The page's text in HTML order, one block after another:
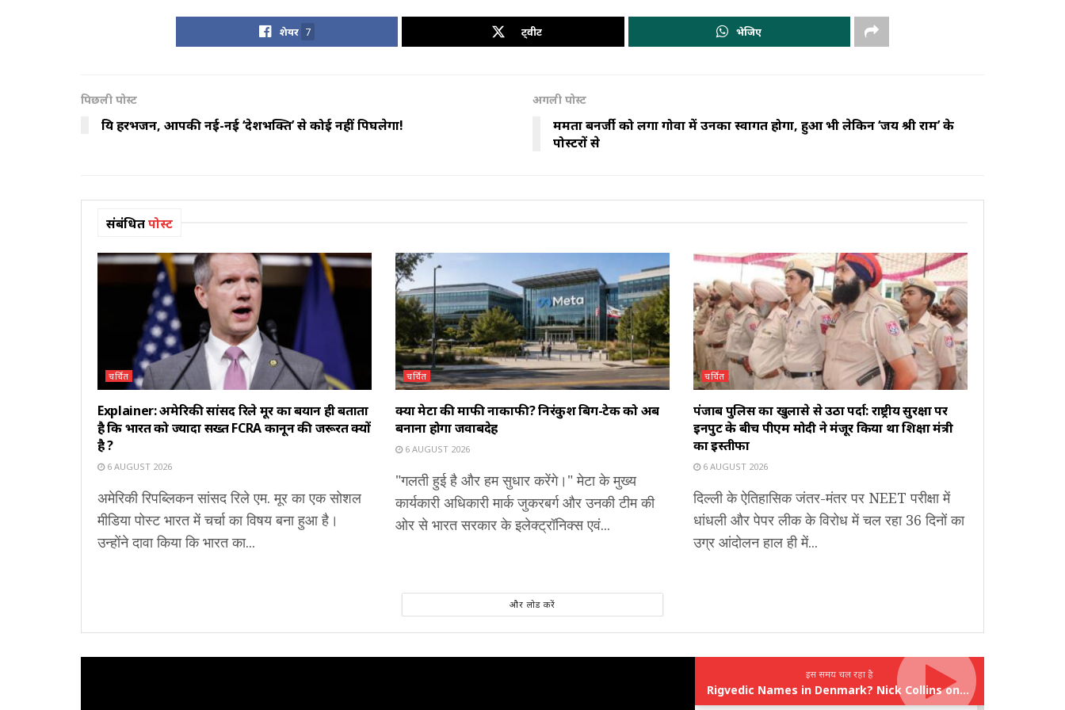
शेयर 7 ट्वीट भेजिए
पिछली पोस्ट
प्रिय हरभजन, आपकी नई-नई ‘देशभक्ति’ से कोई नहीं पिघलेगा!
अगली पोस्ट
ममता बनर्जी को लगा गोवा में उनका स्वागत होगा, हुआ भी लेकिन ‘जय श्री राम’ के
पोस्टरों से
संबंधितपोस्ट
चर्चित
Explainer: अमेरिकी सांसद रिले मूर का बयान ही बताता
है कि भारत को ज्यादा सख्त FCRA कानून की जरूरत क्यों
है ?
6 AUGUST 2026
अमेरिकी रिपब्लिकन सांसद रिले एम. मूर का एक सोशल
मीडिया पोस्ट भारत में चर्चा का विषय बना हुआ है।
उन्होंने दावा किया कि भारत का...
चर्चित
क्या मेटा की माफी नाकाफी? निरंकुश बिग-टेक को अब
बनाना होगा जवाबदेह
6 AUGUST 2026
"गलती हुई है और हम सुधार करेंगे।" मेटा के मुख्य
कार्यकारी अधिकारी मार्क जुकरबर्ग और उनकी टीम की
ओर से भारत सरकार के इलेक्ट्रॉनिक्स एवं...
चर्चित
पंजाब पुलिस का खुलासे से उठा पर्दा: राष्ट्रीय सुरक्षा पर
इनपुट के बीच पीएम मोदी ने मंजूर किया था शिक्षा मंत्री
का इस्तीफा
6 AUGUST 2026
दिल्ली के ऐतिहासिक जंतर-मंतर पर NEET परीक्षा में
धांधली और पेपर लीक के विरोध में चल रहा 36 दिनों का
उग्र आंदोलन हाल ही में...
और लोड करें
इस समय चल रहा है
Rigvedic Names in Denmark? Nick Collins on India’s Forgotten Links With Europe